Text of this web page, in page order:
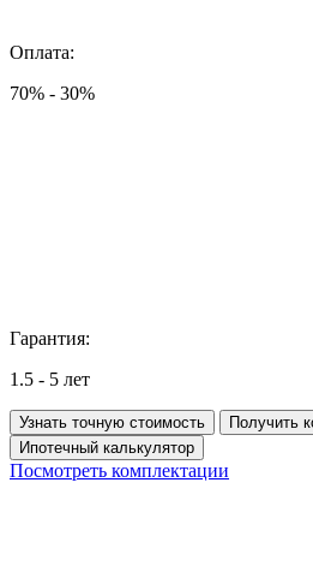
Оплата:
70% - 30%
Гарантия:
1.5 - 5 лет
Узнать точную стоимость
Получить
Ипотечный калькулятор
Посмотреть комплектации